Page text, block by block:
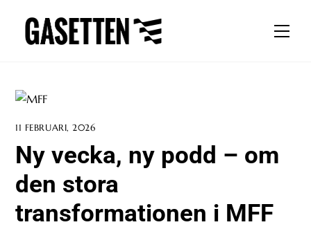
content
11 FEBRUARI, 2026
Ny vecka, ny podd – om
den stora
transformationen i MFF